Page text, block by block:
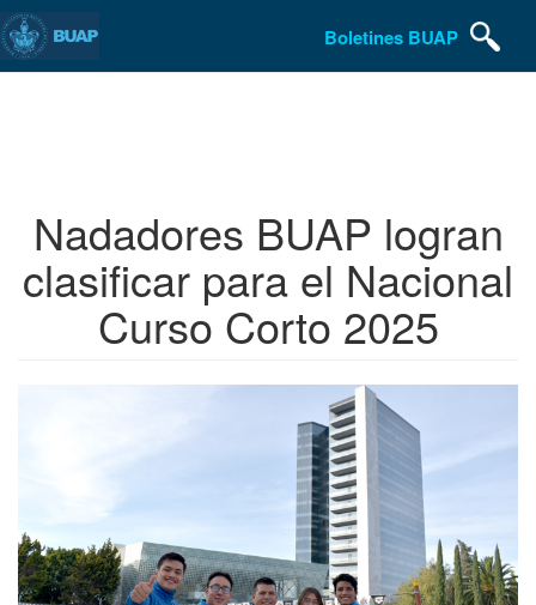
Boletines BUAP
Nadadores BUAP logran
clasificar para el Nacional
Curso Corto 2025